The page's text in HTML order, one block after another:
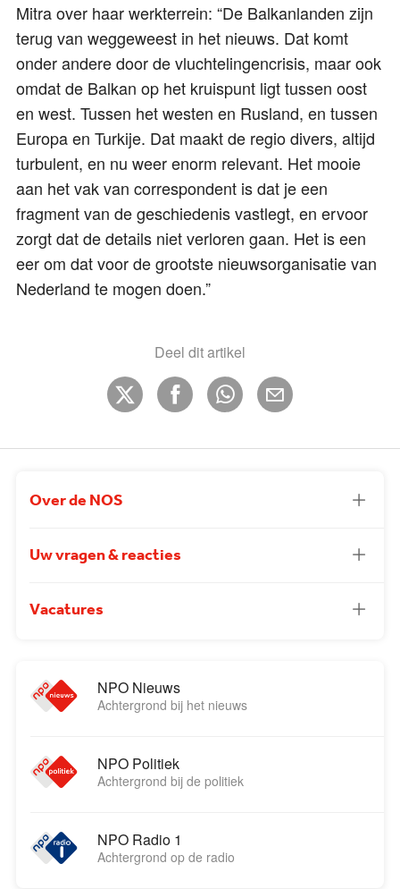
Mitra over haar werkterrein: “De Balkanlanden zijn
terug van weggeweest in het nieuws. Dat komt
onder andere door de vluchtelingencrisis, maar ook
omdat de Balkan op het kruispunt ligt tussen oost
en west. Tussen het westen en Rusland, en tussen
Europa en Turkije. Dat maakt de regio divers, altijd
turbulent, en nu weer enorm relevant. Het mooie
aan het vak van correspondent is dat je een
fragment van de geschiedenis vastlegt, en ervoor
zorgt dat de details niet verloren gaan. Het is een
eer om dat voor de grootste nieuwsorganisatie van
Nederland te mogen doen.”
Deel dit artikel
Over de NOS
Uw vragen & reacties
Vacatures
NPO Nieuws
Achtergrond bij het nieuws
NPO Politiek
Achtergrond bij de politiek
NPO Radio 1
Achtergrond op de radio